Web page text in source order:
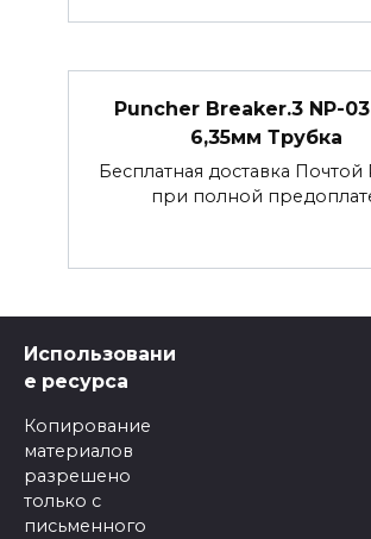
Puncher Breaker.3 NP-
6,35мм Трубка
Бесплатная доставка Почтой
при полной
Использовани
е ресурса
Копирование
материалов
разрешено
только с
письменного